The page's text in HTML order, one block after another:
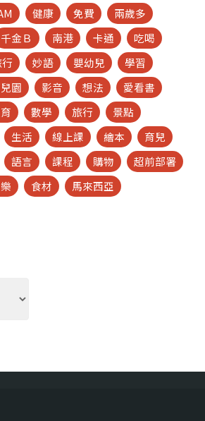
健康 免費
兩歲多
千金Ｂ 南港 卡通
吃喝
妙語 嬰幼兒
學習
園 影音 想法
愛看書
數學 旅行
景點
生活 線上課 繪本
育兒
語言 課程 購物
超前部署
食材 馬來西亞